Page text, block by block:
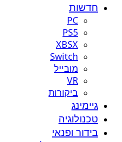
חדשות
PC
PS5
XBSX
Switch
מובייל
VR
ביקורות
גיימינג
טכנולוגיה
בידור ופנאי